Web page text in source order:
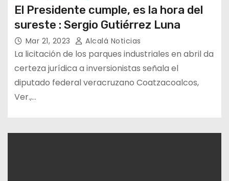
El Presidente cumple, es la hora del
sureste : Sergio Gutiérrez Luna
Mar 21, 2023 Alcalá Noticias
La licitación de los parques industriales en abril da
certeza jurídica a inversionistas señala el
diputado federal veracruzano Coatzacoalcos,
Ver.,…